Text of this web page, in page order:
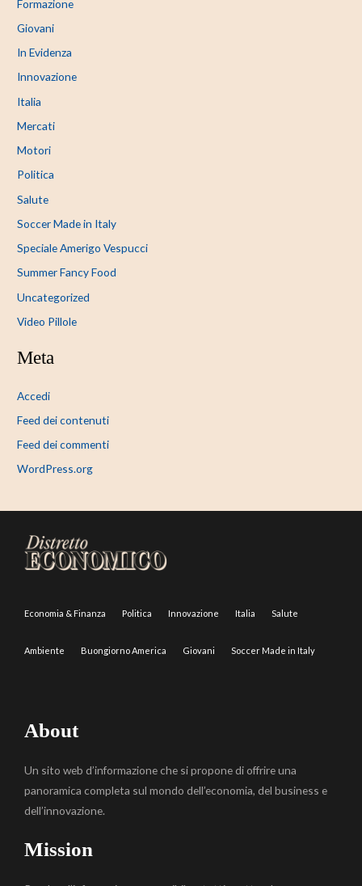
Formazione
Giovani
In Evidenza
Innovazione
Italia
Mercati
Motori
Politica
Salute
Soccer Made in Italy
Speciale Amerigo Vespucci
Summer Fancy Food
Uncategorized
Video Pillole
Meta
Accedi
Feed dei contenuti
Feed dei commenti
WordPress.org
Economia & Finanza Politica Innovazione Italia Salute
Ambiente Buongiorno America Giovani Soccer Made in Italy
About
Un sito web d’informazione che si propone di offrire una
panoramica completa sul mondo dell’economia, del business e
dell’innovazione.
Mission